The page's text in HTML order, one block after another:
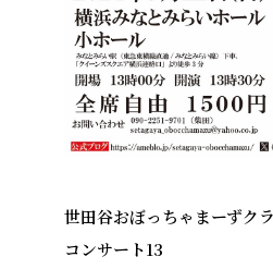
世田谷おぼっちゃまーずク
コンサート13